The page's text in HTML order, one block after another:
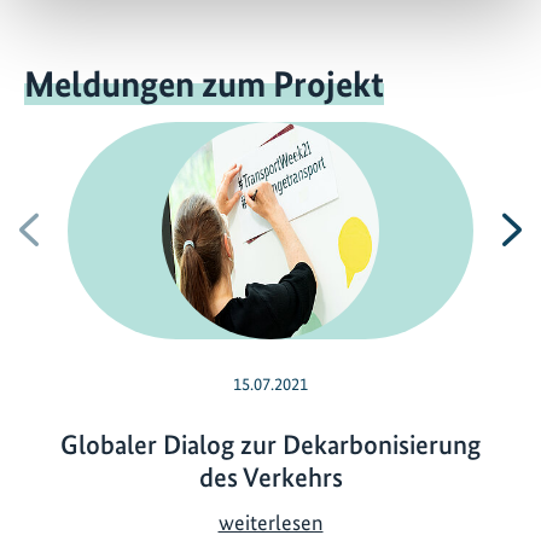
Meldungen zum Projekt
Vorherige
15.07.2021
Globaler Dialog zur Dekarbonisierung
des Verkehrs
weiterlesenG